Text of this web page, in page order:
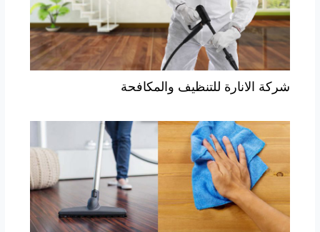
شركة الانارة للتنظيف والمكافحة